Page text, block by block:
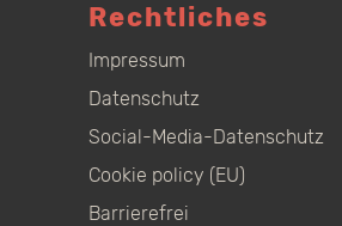
Rechtliches
Impressum
Datenschutz
Social-Media-Datenschutz
Cookie policy (EU)
Barrierefrei